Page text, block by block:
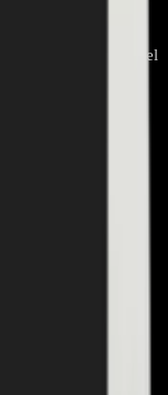
forzar el chasis del
EAD63990503
Longitud
Conectores
Aplicación
Compatibilidad